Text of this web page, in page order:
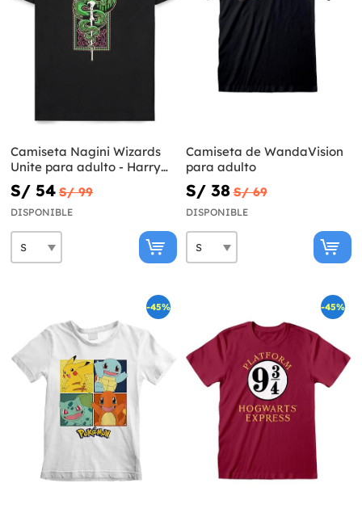
Camiseta Nagini Wizards
Unite para adulto - Harry
Potter
S/ 54 S/ 99
DISPONIBLE
Camiseta de WandaVision
para adulto
S/ 38 S/ 69
DISPONIBLE
-45% -45%